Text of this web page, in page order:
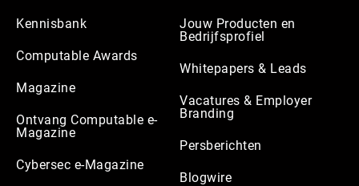
Kennisbank
Computable Awards
Magazine
Ontvang Computable e-
Magazine
Cybersec e-Magazine
Jouw Producten en
Bedrijfsprofiel
Whitepapers & Leads
Vacatures & Employer
Branding
Persberichten
Blogwire